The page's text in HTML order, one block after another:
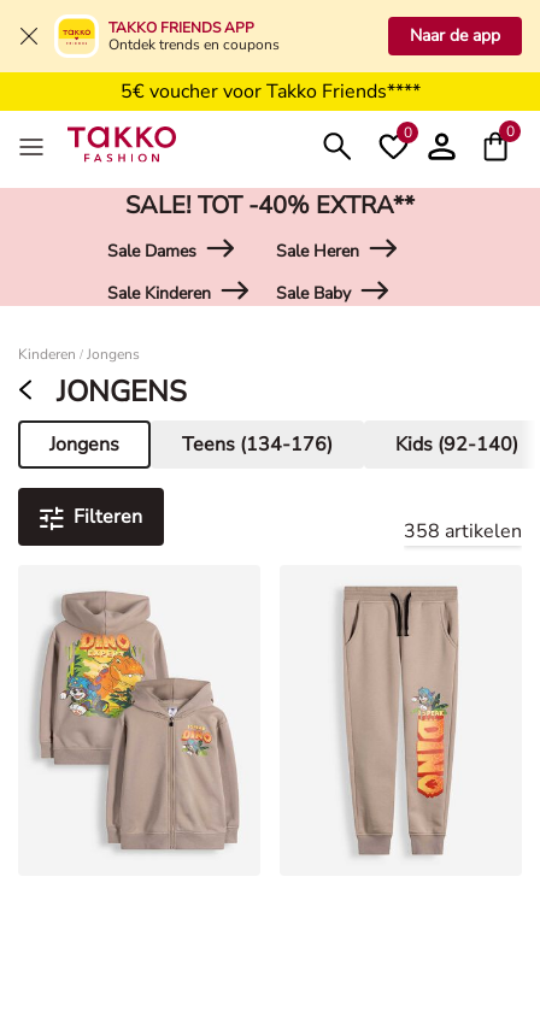
TAKKO FRIENDS APP
Ontdek trends en coupons
Naar de app
Gratis levering vanaf 49,99€
Gratis retourneren naar winkels
5€ voucher voor Takko Friends****
0 0
SALE! TOT -40% EXTRA**
Sale Dames
Sale Heren
Sale Kinderen
Sale Baby
Kinderen / Jongens
JONGENS
Jongens
Huidige pagina Teens (134-176) Kids (92-140)
Filteren
358 artikelen